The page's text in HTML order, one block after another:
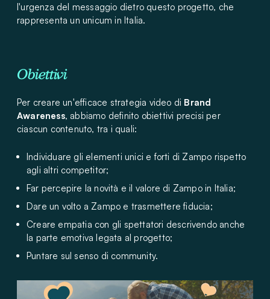
l'urgenza del messaggio dietro questo progetto, che
rappresenta un unicum in Italia.
Obiettivi
Per creare un'efficace strategia video di Brand
Awareness, abbiamo definito obiettivi precisi per
ciascun contenuto, tra i quali:
Individuare gli elementi unici e forti di Zampo rispetto
agli altri competitor;
Far percepire la novità e il valore di Zampo in Italia;
Dare un volto a Zampo e trasmettere fiducia;
Creare empatia con gli spettatori descrivendo anche
la parte emotiva legata al progetto;
Puntare sul senso di community.